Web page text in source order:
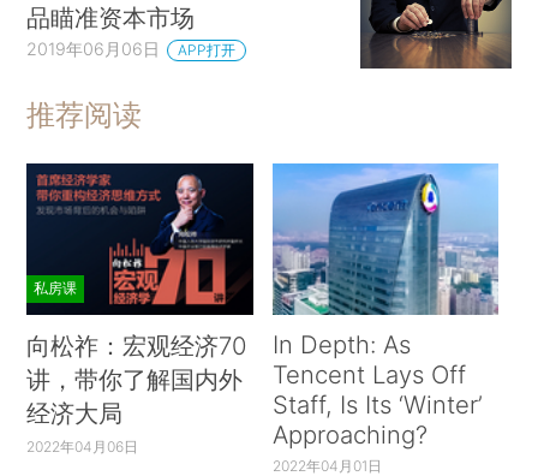
品瞄准资本市场
2019年06月06日 APP打开
推荐阅读
私房课
向松祚：宏观经济70
讲，带你了解国内外
经济大局
2022年04月06日
In Depth: As
Tencent Lays Off
Staff, Is Its ‘Winter’
Approaching?
2022年04月01日